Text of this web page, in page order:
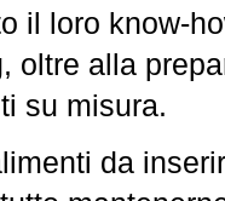
il loro know-
oltre alla
su misura.
da